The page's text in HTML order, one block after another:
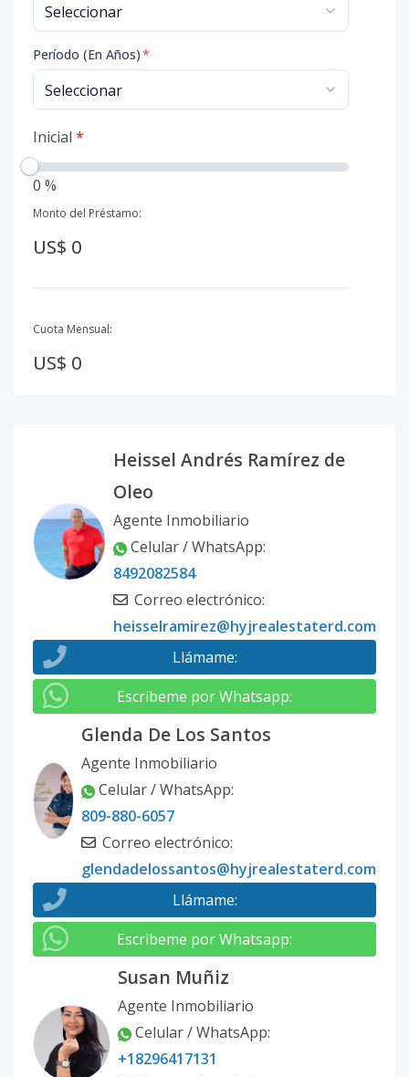
Período (En Años)*
Inicial *
0 %
Monto del Préstamo:
US$ 0
Cuota Mensual:
US$ 0
Heissel Andrés Ramírez de
Oleo
Agente Inmobiliario
Celular / WhatsApp:
8492082584
Correo electrónico:
heisselramirez@hyjrealestaterd.com
Llámame:
Escribeme por Whatsapp:
Glenda De Los Santos
Agente Inmobiliario
Celular / WhatsApp:
809-880-6057
Correo electrónico:
glendadelossantos@hyjrealestaterd.com
Llámame:
Escribeme por Whatsapp:
Susan Muñiz
Agente Inmobiliario
Celular / WhatsApp:
+18296417131